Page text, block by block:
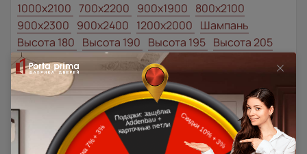
1000x2100 700x2200 900x1900 800x2100
900x2300 900x2400 1200x2000 Шампань
Высота 180 Высота 190 Высота 195 Высота 205
Наши преимущества